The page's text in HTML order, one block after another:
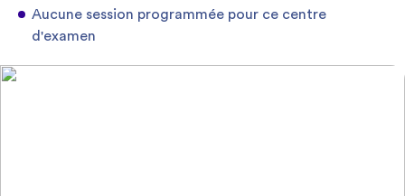
Aucune session programmée pour ce centre
d'examen